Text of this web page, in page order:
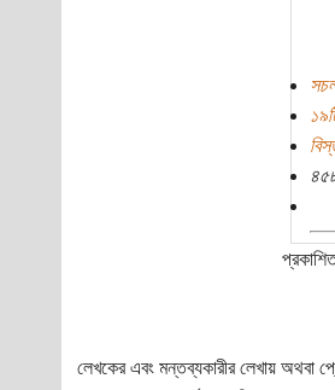
লেখকের এবং মন্তব্যকারীর লেখায় অথবা